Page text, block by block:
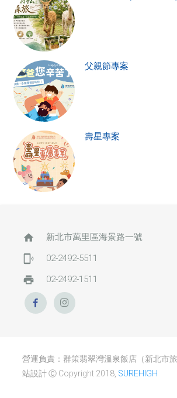
父親節專案
壽星專案
home 新北市萬里區海景路一號
phonelink_ring 02-2492-5511
print 02-2492-1511
營運負責：群策翡翠灣溫泉飯店（新北市旅
站設計 Ⓒ Copyright 2018, SUREHIGH